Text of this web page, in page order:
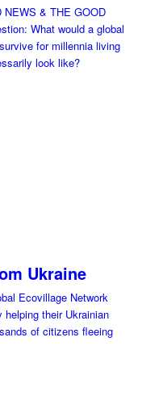
& THE GOOD
What would a global
for millennia living
look like?
Ukraine
Ecovillage Network
helping their Ukrainian
of citizens fleeing